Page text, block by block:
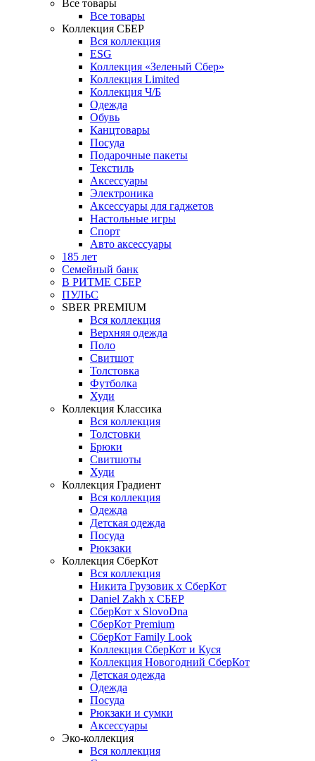
Все товары
Все товары
Коллекция СБЕР
Вся коллекция
ESG
Коллекция «Зеленый Сбер»
Коллекция Limited
Коллекция Ч/Б
Одежда
Обувь
Канцтовары
Посуда
Подарочные пакеты
Текстиль
Аксессуары
Электроника
Аксессуары для гаджетов
Настольные игры
Спорт
Авто аксессуары
185 лет
Семейный банк
В РИТМЕ СБЕР
ПУЛЬС
SBER PREMIUM
Вся коллекция
Верхняя одежда
Поло
Свитшот
Толстовка
Футболка
Худи
Коллекция Классика
Вся коллекция
Толстовки
Брюки
Свитшоты
Худи
Коллекция Градиент
Вся коллекция
Одежда
Детская одежда
Посуда
Рюкзаки
Коллекция СберКот
Вся коллекция
Никита Грузовик х СберКот
Daniel Zakh x СБЕР
СберКот x SlovoDna
СберКот Premium
СберКот Family Look
Коллекция СберКот и Куся
Коллекция Новогодний СберКот
Детская одежда
Одежда
Посуда
Рюкзаки и сумки
Аксессуары
Эко-коллекция
Вся коллекция